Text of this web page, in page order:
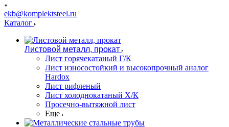
ekb@komplektsteel.ru
Каталог
Листовой металл, прокат
Лист горячекатаный Г/К
Лист износостойкий и высокопрочный аналог
Hardox
Лист рифленый
Лист холоднокатаный Х/К
Просечно-вытяжной лист
Еще